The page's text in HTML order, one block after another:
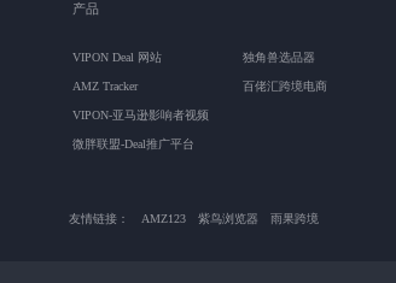
产品
VIPON Deal 网站
AMZ Tracker
VIPON-亚马逊影响者视频
微胖联盟-Deal推广平台
独角兽选品器
百佬汇跨境电商
友情链接： AMZ123 紫鸟浏览器 雨果跨境